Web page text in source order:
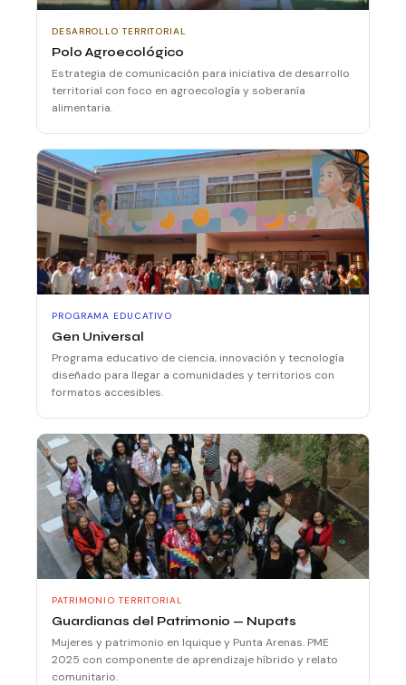
DESARROLLO TERRITORIAL
Polo Agroecológico
Estrategia de comunicación para iniciativa de desarrollo
territorial con foco en agroecología y soberanía
alimentaria.
PROGRAMA EDUCATIVO
Gen Universal
Programa educativo de ciencia, innovación y tecnología
diseñado para llegar a comunidades y territorios con
formatos accesibles.
PATRIMONIO TERRITORIAL
Guardianas del Patrimonio — Nupats
Mujeres y patrimonio en Iquique y Punta Arenas. PME
2025 con componente de aprendizaje híbrido y relato
comunitario.